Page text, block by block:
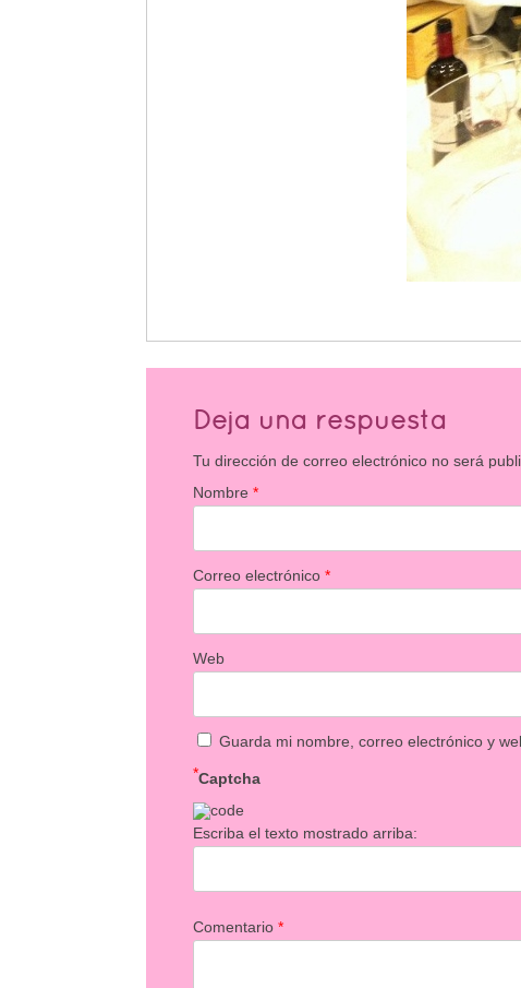
Deja una respuesta
Tu dirección de correo electrónico no será
Nombre*
Correo electrónico*
Web
Guarda mi nombre, correo electrónico y
Captcha
*
Escriba el texto mostrado arriba:
Comentario*